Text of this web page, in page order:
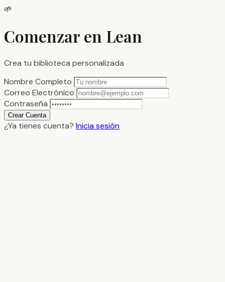
🌱
Comenzar en Lean
Crea tu biblioteca personalizada
Nombre Completo
Correo Electrónico
Contraseña
Crear Cuenta
¿Ya tienes cuenta? Inicia sesión